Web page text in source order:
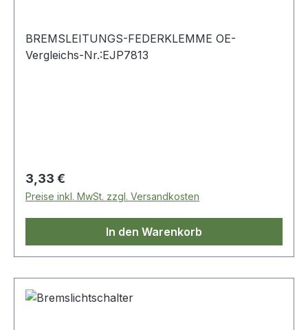
BREMSLEITUNGS-FEDERKLEMME OE-
Vergleichs-Nr.:EJP7813
Regulärer Preis:
3,33 €
Preise inkl. MwSt. zzgl. Versandkosten
In den Warenkorb